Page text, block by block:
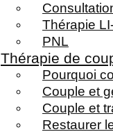
Thérapie
PNL
Thérapie de
Pourquoi
Couple et
Couple et
Restaurer